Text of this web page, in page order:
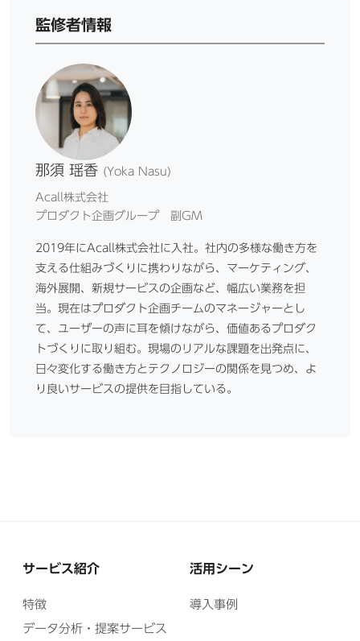
監修者情報
那須 瑶香 (Yoka Nasu)
Acall株式会社
プロダクト企画グループ 副GM
2019年にAcall株式会社に入社。社内の多様な働き方を
支える仕組みづくりに携わりながら、マーケティング、
海外展開、新規サービスの企画など、幅広い業務を担
当。現在はプロダクト企画チームのマネージャーとし
て、ユーザーの声に耳を傾けながら、価値あるプロダク
トづくりに取り組む。現場のリアルな課題を出発点に、
日々変化する働き方とテクノロジーの関係を見つめ、よ
り良いサービスの提供を目指している。
サービス紹介
特徴
データ分析・提案サービス
活用シーン
導入事例